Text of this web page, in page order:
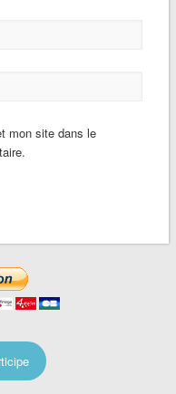
mon site dans le